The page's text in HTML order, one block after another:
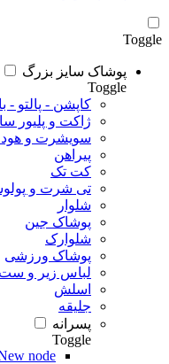
Toggle
پوشاک سایز بزرگ
Toggle
کاپشن - پالتو -
ژاکت و پلیور
سویشرت و
پیراهن
کت تک
تی شرت و
شلوار
پوشاک جین
شلوارک
پوشاک ورزشی
لباس زیر و
اسلش
جلیقه
پسرانه
Toggle
node